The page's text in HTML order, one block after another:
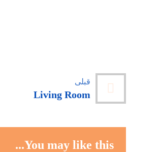
قبلی
Living Room
You may like this...